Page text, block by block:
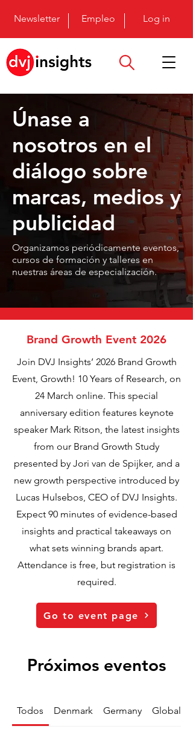
Newsletter Empleo Log in
Únase a
nosotros en el
diálogo sobre
marcas, medios y
publicidad
Organizamos periódicamente eventos,
cursos de formación y talleres en
nuestras áreas de especialización.
Brand Growth Event 2026
Join DVJ Insights’ 2026 Brand Growth
Event, Growth! 10 Years of Research, on
24 March online. This special
anniversary edition features keynote
speaker Mark Ritson, the latest insights
from our Brand Growth Study
presented by Jori van de Spijker, and a
new growth perspective introduced by
Lucas Hulsebos, CEO of DVJ Insights.
Expect 90 minutes of evidence-based
insights and practical takeaways on
what sets winning brands apart.
Attendance is free, but registration is
required.
Go to event page
Próximos eventos
Todos Denmark Germany Global